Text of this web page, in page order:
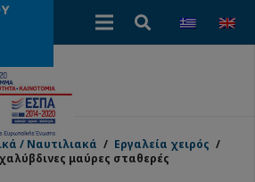
/ Ναυτιλιακά / Εργαλεία χειρός /
μαύρες σταθερές